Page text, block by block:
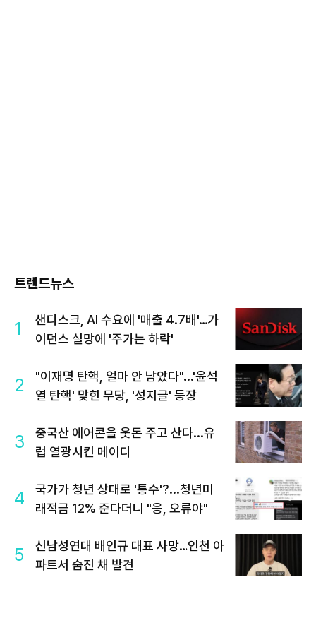
트렌드뉴스
1
샌디스크, AI 수요에 '매출 4.7배'…가
이던스 실망에 '주가는 하락'
2
"이재명 탄핵, 얼마 안 남았다"...'윤석
열 탄핵' 맞힌 무당, '성지글' 등장
3
중국산 에어콘을 웃돈 주고 산다...유
럽 열광시킨 메이디
4
국가가 청년 상대로 '통수'?...청년미
래적금 12% 준다더니 "응, 오류야"
5
신남성연대 배인규 대표 사망…인천 아
파트서 숨진 채 발견